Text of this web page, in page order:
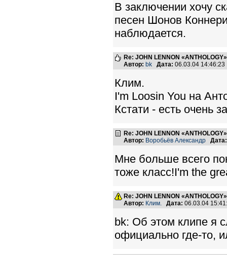
В заключении хочу
песен Шонов
наблюдается.
Re: JOHN LENNON
Автор: bk Дата: 06.03.04
Клим.
I'm Loosin You на
Кстати - есть очень
Re: JOHN LENNON
Автор: Воробьёв Александр Дата:
Мне больше всего
тоже класс!I'm the
Re: JOHN LENNON
Автор: Клим. Дата: 06.03.04
bk: Об этом клипе я
официально где-то,